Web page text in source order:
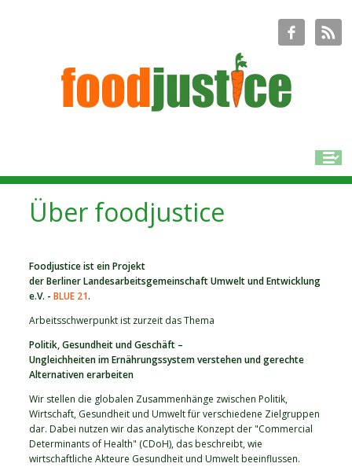
Über foodjustice
Foodjustice ist ein Projekt
der Berliner Landesarbeitsgemeinschaft Umwelt und Entwicklung
e.V. -BLUE 21.
Arbeitsschwerpunkt ist zurzeit das Thema
Politik, Gesundheit und Geschäft –
Ungleichheiten im Ernährungssystem verstehen und gerechte
Alternativen erarbeiten
Wir stellen die globalen Zusammenhänge zwischen Politik,
Wirtschaft, Gesundheit und Umwelt für verschiedene Zielgruppen
dar. Dabei nutzen wir das analytische Konzept der "Commercial
Determinants of Health" (CDoH), das beschreibt, wie
wirtschaftliche Akteure Gesundheit und Umwelt beeinflussen.